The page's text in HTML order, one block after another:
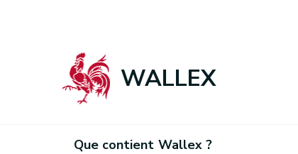
WALLEX
Que contient Wallex ?